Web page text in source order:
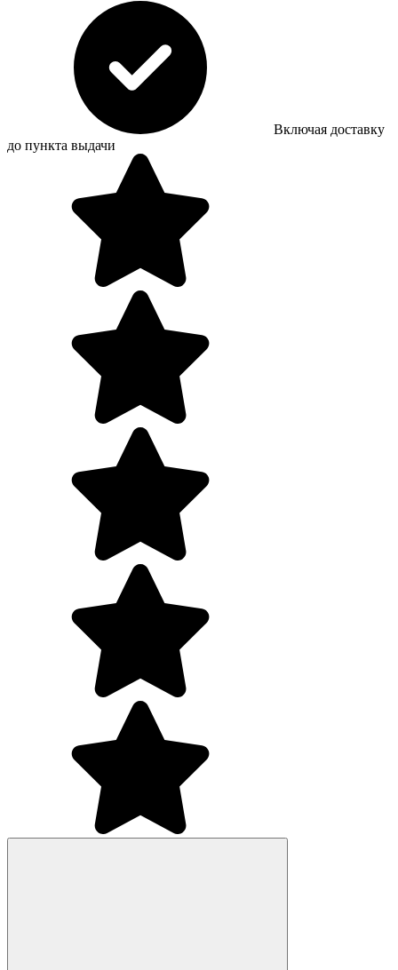
Включая доставку
до пункта выдачи